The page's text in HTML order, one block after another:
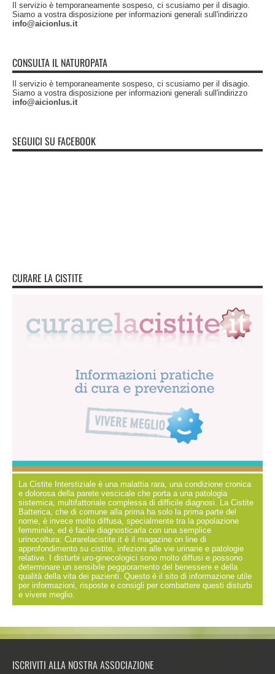
Il servizio è temporaneamente sospeso, ci scusiamo per il disagio.
Siamo a vostra disposizione per informazioni generali sull'indirizzo
info@aicionlus.it
CONSULTA IL NATUROPATA
Il servizio è temporaneamente sospeso, ci scusiamo per il disagio.
Siamo a vostra disposizione per informazioni generali sull'indirizzo
info@aicionlus.it
SEGUICI SU FACEBOOK
CURARE LA CISTITE
La Cistite Interstiziale è una malattia rara, una condizione cronica
e dolorosa della parete vescicale che porta a una patologia
sistemica, multifattoriale complessa di difficile diagnosi. La Cistite
Batterica, che di comune alla prima ha solo la prima parte del
nome, è invece molto diffusa, specialmente tra la popolazione
femminile, ed è facile diagnosticarla con una semplice
urinocoltura: Curarelacistite.it è il magazine on line di
approfondimento su cistite, infezioni alle vie urinarie e patologie
relative. I disturbi uro-ginecologici sono molto diffusi e possono
determinare un sensibile peggioramento del benessere e della
qualità della vita dei pazienti. Questo è il sito di informazione utile
per informazioni, risposte e consigli per combattere questi disturbi
e vivere meglio.
ISCRIVITI ALLA NOSTRA ASSOCIAZIONE